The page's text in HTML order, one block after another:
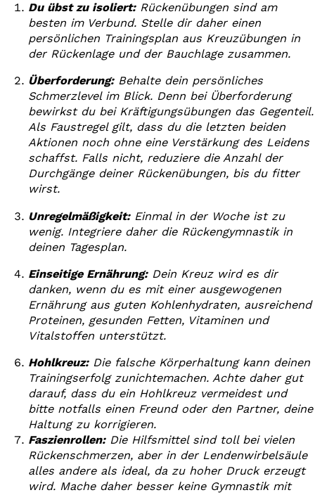
Du übst zu isoliert:Rückenübungen sind am
besten im Verbund. Stelle dir daher einen
persönlichen Trainingsplan aus Kreuzübungen in
der Rückenlage und der Bauchlage zusammen.
Überforderung:Behalte dein persönliches
Schmerzlevel im Blick. Denn bei Überforderung
bewirkst du bei Kräftigungsübungen das Gegenteil.
Als Faustregel gilt, dass du die letzten beiden
Aktionen noch ohne eine Verstärkung des Leidens
schaffst. Falls nicht, reduziere die Anzahl der
Durchgänge deiner Rückenübungen, bis du fitter
wirst.
Unregelmäßigkeit:Einmal in der Woche ist zu
wenig. Integriere daher die Rückengymnastik in
deinen Tagesplan.
Einseitige Ernährung:Dein Kreuz wird es dir
danken, wenn du es mit einer ausgewogenen
Ernährung aus guten Kohlenhydraten, ausreichend
Proteinen, gesunden Fetten, Vitaminen und
Vitalstoffen unterstützt.
Hohlkreuz:Die falsche Körperhaltung kann deinen
Trainingserfolg zunichtemachen. Achte daher gut
darauf, dass du ein Hohlkreuz vermeidest und
bitte notfalls einen Freund oder den Partner, deine
Haltung zu korrigieren.
Faszienrollen:Die Hilfsmittel sind toll bei vielen
Rückenschmerzen, aber in der Lendenwirbelsäule
alles andere als ideal, da zu hoher Druck erzeugt
wird. Mache daher besser keine Gymnastik mit